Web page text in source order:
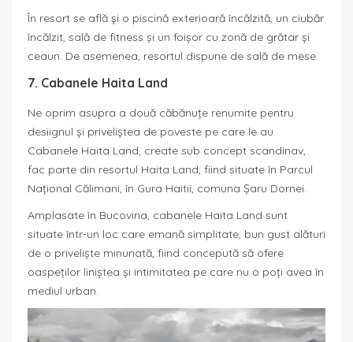
În resort se află și o piscină exterioară încălzită, un ciubăr
încălzit, sală de fitness și un foișor cu zonă de grătar și
ceaun. De asemenea, resortul dispune de sală de mese.
7. Cabanele Haita Land
Ne oprim asupra a două căbănuțe renumite pentru
desiignul și priveliștea de poveste pe care le au.
Cabanele Haita Land, create sub concept scandinav,
fac parte din resortul Haita Land, fiind situate în Parcul
Național Călimani, în Gura Haitii, comuna Șaru Dornei.
Amplasate în Bucovina, cabanele Haita Land sunt
situate într-un loc care emană simplitate, bun gust alături
de o priveliște minunată, fiind concepută să ofere
oaspeților liniștea și intimitatea pe care nu o poți avea în
mediul urban.